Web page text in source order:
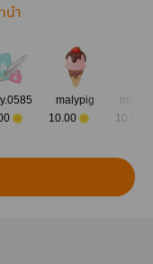
นำ
malypig
10.00
10.00